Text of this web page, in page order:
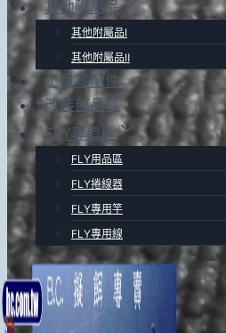
其他附屬品
其他附屬品Ⅰ
其他附屬品Ⅱ
工具零配件
改裝部品區
FLY專賣區
FLY用品區
FLY捲線器
FLY專用竿
FLY專用線